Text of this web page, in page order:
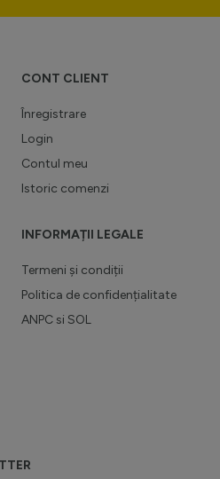
CONT CLIENT
Înregistrare
Login
Contul meu
Istoric comenzi
INFORMAȚII LEGALE
Termeni și condiții
Politica de confidențialitate
ANPC si SOL